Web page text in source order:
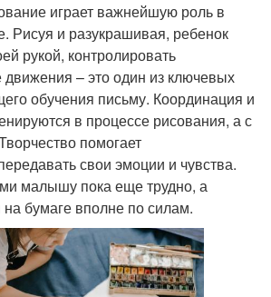
играет важнейшую роль в
Рисуя и разукрашивая, ребенок
рукой, контролировать
движения – это один из ключевых
обучения письму. Координация и
в процессе рисования, а с
помогает
свои эмоции и чувства.
малышу пока еще трудно, а
на бумаге вполне по силам.